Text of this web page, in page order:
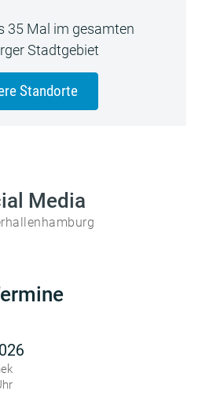
35 Mal im gesamten
Stadtgebiet
Standorte
Media